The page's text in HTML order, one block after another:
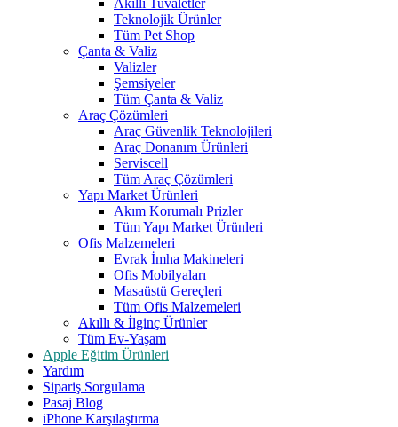
Akıllı Tuvaletler
Teknolojik Ürünler
Tüm Pet Shop
Çanta & Valiz
Valizler
Şemsiyeler
Tüm Çanta & Valiz
Araç Çözümleri
Araç Güvenlik Teknolojileri
Araç Donanım Ürünleri
Serviscell
Tüm Araç Çözümleri
Yapı Market Ürünleri
Akım Korumalı Prizler
Tüm Yapı Market Ürünleri
Ofis Malzemeleri
Evrak İmha Makineleri
Ofis Mobilyaları
Masaüstü Gereçleri
Tüm Ofis Malzemeleri
Akıllı & İlginç Ürünler
Tüm Ev-Yaşam
Apple Eğitim Ürünleri
Yardım
Sipariş Sorgulama
Pasaj Blog
iPhone Karşılaştırma